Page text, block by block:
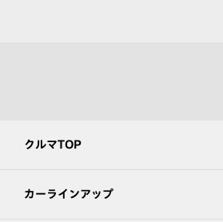
クルマTOP
カーラインアップ